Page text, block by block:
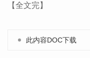
【全文完】
此内容DOC下载